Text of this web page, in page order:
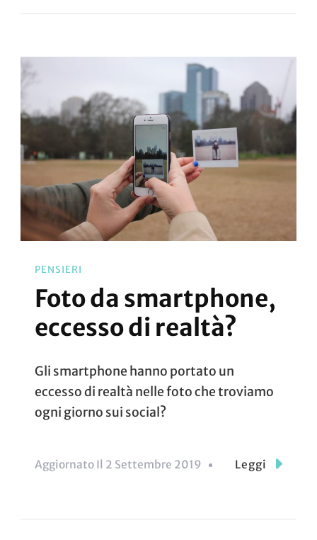
PENSIERI
Foto da smartphone,
eccesso di realtà?
Gli smartphone hanno portato un
eccesso di realtà nelle foto che troviamo
ogni giorno sui social?
Aggiornato Il 2 Settembre 2019 Leggi